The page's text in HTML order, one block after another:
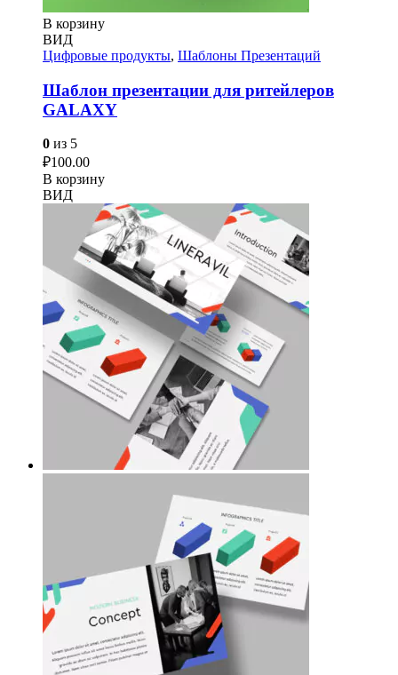
В корзину
ВИД
Цифровые продукты, Шаблоны Презентаций
Шаблон презентации для ритейлеров
GALAXY
0 из 5
₽100.00
В корзину
ВИД